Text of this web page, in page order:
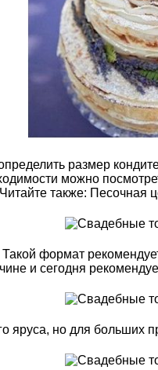
размер
можно
также: Песочная
Такой формат
и сегодня
яруса, но для больших